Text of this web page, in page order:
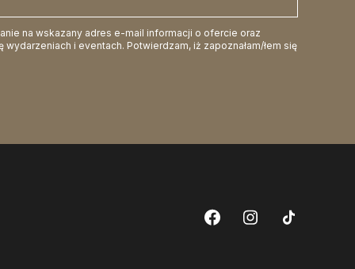
na wskazany adres e-mail informacji o ofercie oraz
i eventach. Potwierdzam, iż zapoznałam/łem się